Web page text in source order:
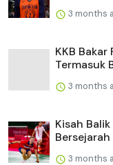
3 months
KKB
Termasuk
3 months
Kisah
Bersejarah
3 months